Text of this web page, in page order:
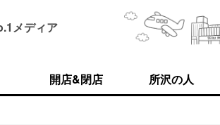
メディア
開店&閉店 所沢の人